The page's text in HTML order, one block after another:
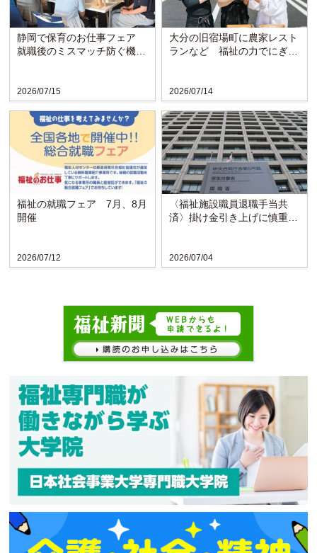
2026/07/15
静岡で保育のお仕事フェア
就職後のミスマッチ防ぐ機会
2026/07/14
大分の旧宿場町に農家レスト
ランなど 福祉の力でにぎわ
2026/07/12
福祉の就職フェア 7月、8月
開催
2026/07/04
〈福祉施設職員退職手当共
済〉掛け金引き上げに慎重な